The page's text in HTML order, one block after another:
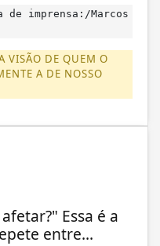
de imprensa:/Marcos
VISÃO DE QUEM O
A DE NOSSO
Essa é a
entre...